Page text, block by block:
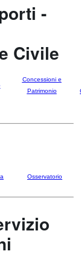
-
Civile
Concessioni e
Patrimonio
Osservatorio